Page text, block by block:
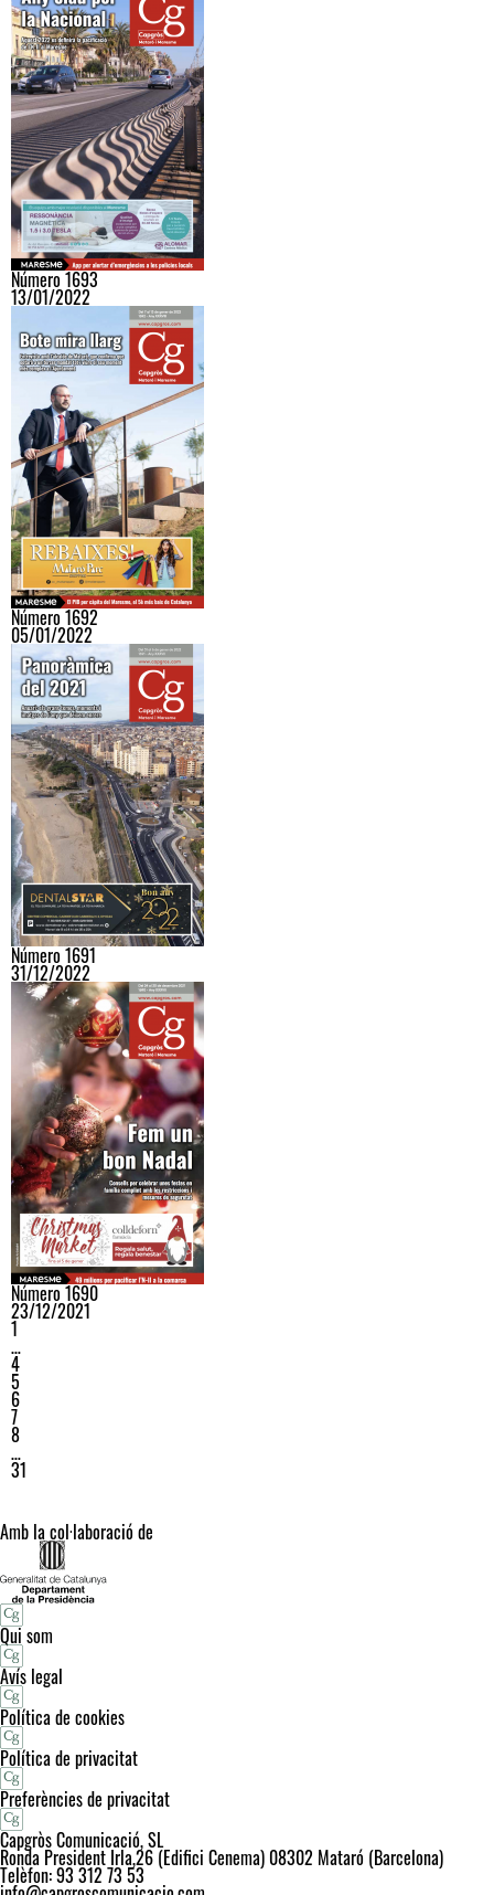
Número 1693
13/01/2022
Número 1692
05/01/2022
Número 1691
31/12/2022
Número 1690
23/12/2021
1
…
4
5
6
7
8
…
31
Amb la col·laboració de
Qui som
Avís legal
Política de cookies
Política de privacitat
Preferències de privacitat
Capgròs Comunicació, SL
Ronda President Irla,26 (Edifici Cenema) 08302 Mataró (Barcelona)
Telèfon: 93 312 73 53